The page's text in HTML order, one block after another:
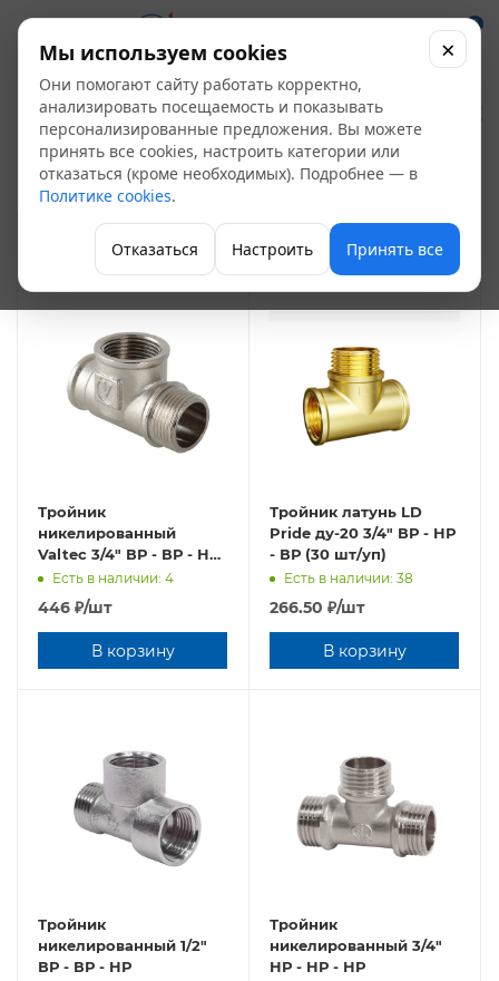
0
Тройник латунный
55
Фитинги латунные
ФИЛЬТР
Тройник
никелированный
Valtec 3/4" ВР - ВР - НР
VTr.134.N.0005
Есть в наличии: 4
446 ₽/шт
В корзину
Тройник латунь LD
Pride ду-20 3/4" ВР - НР
- ВР (30 шт/уп)
Есть в наличии: 38
266.50 ₽/шт
В корзину
Тройник
никелированный 1/2"
ВР - ВР - НР
Тройник
никелированный 3/4"
НР - НР - НР
Мы используем cookies
Они помогают сайту работать корректно,
анализировать посещаемость и показывать
персонализированные предложения. Вы можете
принять все cookies, настроить категории или
отказаться (кроме необходимых). Подробнее — в
Политике cookies.
Отказаться Настроить Принять все
×